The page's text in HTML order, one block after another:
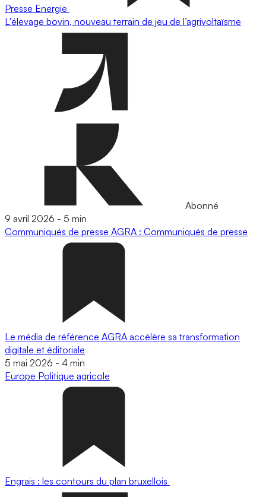
Presse Energie
L'élevage bovin, nouveau terrain de jeu de l’agrivoltaïsme
Abonné
9 avril 2026 - 5 min
Communiqués de presse AGRA : Communiqués de presse
Le média de référence AGRA accélère sa transformation
digitale et éditoriale
5 mai 2026 - 4 min
Europe Politique agricole
Engrais : les contours du plan bruxellois